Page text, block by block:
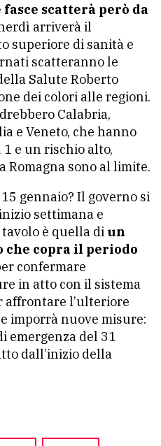
scatterà però da
arriverà il
superiore di sanità e
scatteranno le
Salute Roberto
dei colori alle regioni.
Calabria,
e Veneto, che hanno
e un rischio alto,
Romagna sono al limite.
gennaio? Il governo si
settimana e
è quella di un
che copra il periodo
confermare
in atto con il sistema
affrontare l’ulteriore
imporrà nuove misure:
emergenza del 31
dall’inizio della